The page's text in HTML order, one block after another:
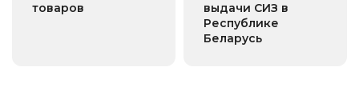
товаров
выдачи СИЗ в
Республике
Беларусь